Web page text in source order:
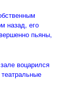
назад, его
пьяны,
воцарился